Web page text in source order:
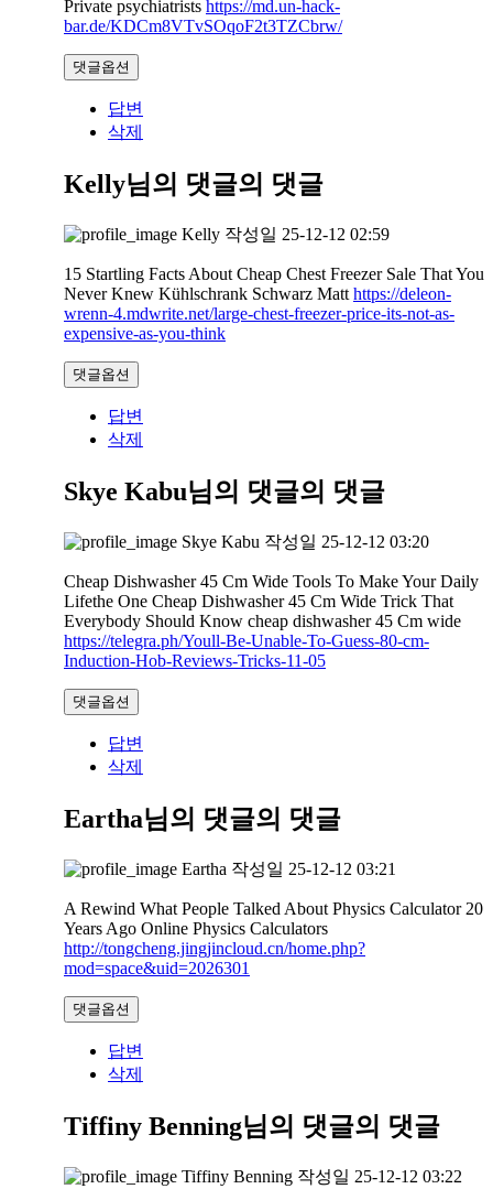
Private psychiatrists https://md.un-hack-
bar.de/KDCm8VTvSOqoF2t3TZCbrw/
댓글옵션
답변
삭제
Kelly님의 댓글의 댓글
Kelly 작성일 25-12-12 02:59
15 Startling Facts About Cheap Chest Freezer Sale That You
Never Knew Kühlschrank Schwarz Matt https://deleon-
wrenn-4.mdwrite.net/large-chest-freezer-price-its-not-as-
expensive-as-you-think
댓글옵션
답변
삭제
Skye Kabu님의 댓글의 댓글
Skye Kabu 작성일 25-12-12 03:20
Cheap Dishwasher 45 Cm Wide Tools To Make Your Daily
Lifethe One Cheap Dishwasher 45 Cm Wide Trick That
Everybody Should Know cheap dishwasher 45 Cm wide
https://telegra.ph/Youll-Be-Unable-To-Guess-80-cm-
Induction-Hob-Reviews-Tricks-11-05
댓글옵션
답변
삭제
Eartha님의 댓글의 댓글
Eartha 작성일 25-12-12 03:21
A Rewind What People Talked About Physics Calculator 20
Years Ago Online Physics Calculators
http://tongcheng.jingjincloud.cn/home.php?
mod=space&uid=2026301
댓글옵션
답변
삭제
Tiffiny Benning님의 댓글의 댓글
Tiffiny Benning 작성일 25-12-12 03:22